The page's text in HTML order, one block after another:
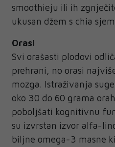
smoothieju ili ih
ukusan džem s chia
Orasi
Svi orašasti plodovi
prehrani, no orasi
mozga. Istraživanja
oko 30 do 60 grama
poboljšati kognitivnu
su izvrstan izvor alfa-
biljne omega-3 masne